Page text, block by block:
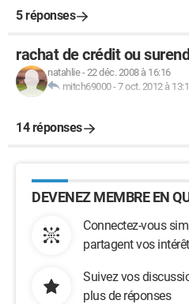
5 réponses
rachat de crédit ou
natahlie-22 déc. 2008 à 16:16
mitch69000-7 oct. 2012 à
14 réponses
DEVENEZ MEMBRE EN
Connectez-vous
partagent vos
Suivez vos
plus de réponses